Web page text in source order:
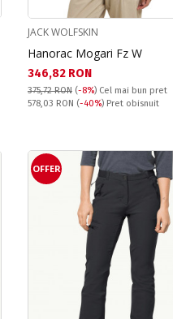
JACK WOLFSKIN
Hanorac Mogari Fz W
Текуща цена:
346,82 RON
375,72 RON (-8%) Cel mai bun pret
Pret obisnuit:
578,03 RON (-40%) Pret obisnuit
OFFER